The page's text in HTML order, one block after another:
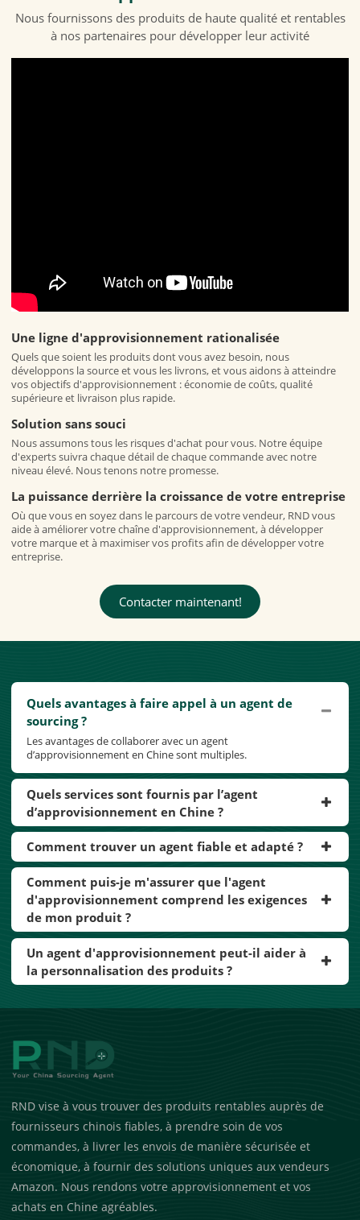
Nous fournissons des produits de haute qualité et rentables
à nos partenaires pour développer leur activité
Une ligne d'approvisionnement rationalisée
Quels que soient les produits dont vous avez besoin, nous
développons la source et vous les livrons, et vous aidons à atteindre
vos objectifs d'approvisionnement : économie de coûts, qualité
supérieure et livraison plus rapide.
Solution sans souci
Nous assumons tous les risques d'achat pour vous. Notre équipe
d'experts suivra chaque détail de chaque commande avec notre
niveau élevé. Nous tenons notre promesse.
La puissance derrière la croissance de votre entreprise
Où que vous en soyez dans le parcours de votre vendeur, RND vous
aide à améliorer votre chaîne d'approvisionnement, à développer
votre marque et à maximiser vos profits afin de développer votre
entreprise.
Contacter maintenant!
Quels avantages à faire appel à un agent de
sourcing ?
Les avantages de collaborer avec un agent
d’approvisionnement en Chine sont multiples.
Quels services sont fournis par l’agent
d’approvisionnement en Chine ?
Comment trouver un agent fiable et adapté ?
Comment puis-je m'assurer que l'agent
d'approvisionnement comprend les exigences
de mon produit ?
Un agent d'approvisionnement peut-il aider à
la personnalisation des produits ?
RND vise à vous trouver des produits rentables auprès de
fournisseurs chinois fiables, à prendre soin de vos
commandes, à livrer les envois de manière sécurisée et
économique, à fournir des solutions uniques aux vendeurs
Amazon. Nous rendons votre approvisionnement et vos
achats en Chine agréables.